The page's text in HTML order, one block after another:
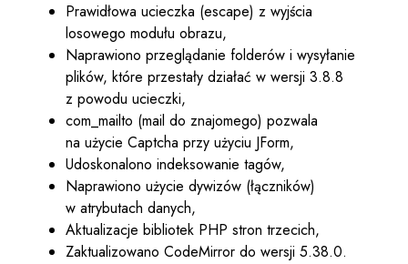
Prawidłowa ucieczka (escape) z wyjścia
losowego modułu obrazu,
Naprawiono przeglądanie folderów i wysyłanie
plików, które przestały działać w wersji 3.8.8
z powodu ucieczki,
com_mailto (mail do znajomego) pozwala
na użycie Captcha przy użyciu JForm,
Udoskonalono indeksowanie tagów,
Naprawiono użycie dywizów (łączników)
w atrybutach danych,
Aktualizacje bibliotek PHP stron trzecich,
Zaktualizowano CodeMirror do wersji 5.38.0.